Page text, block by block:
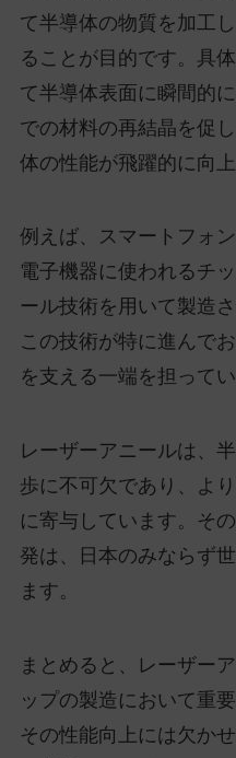
て半導体の物質を加工
ることが目的です。具
て半導体表面に瞬間的
での材料の再結晶を促
体の性能が飛躍的に向上
例えば、スマートフォ
電子機器に使われるチ
ール技術を用いて製造
この技術が特に進んで
を支える一端を担ってい
レーザーアニールは、
歩に不可欠であり、よ
に寄与しています。そ
発は、日本のみならず
ます。
まとめると、レーザー
ップの製造において重
その性能向上には欠か